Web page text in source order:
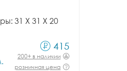
31 X 31 X 20
415
200+ в наличии
розничная цена